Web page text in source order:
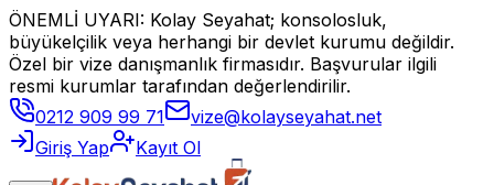
ÖNEMLİ UYARI: Kolay Seyahat; konsolosluk,
büyükelçilik veya herhangi bir devlet kurumu değildir.
Özel bir vize danışmanlık firmasıdır. Başvurular ilgili
resmi kurumlar tarafından değerlendirilir.
0212 909 99 71
vize@kolayseyahat.net
Giriş Yap
Kayıt Ol